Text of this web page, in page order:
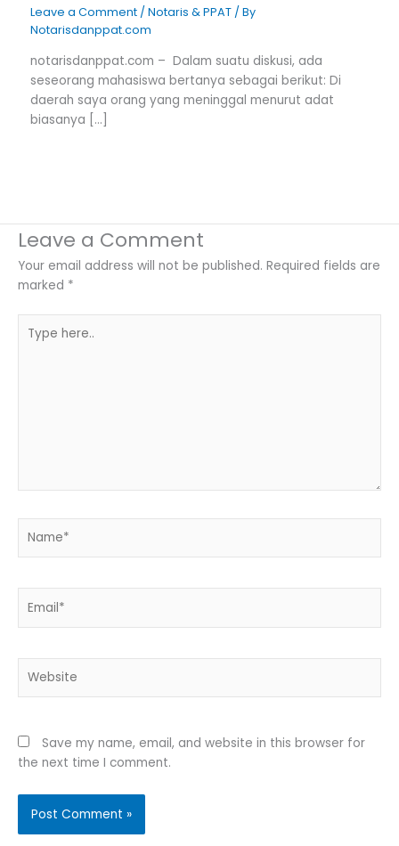
Leave a Comment /Notaris & PPAT / By
Notarisdanppat.com
notarisdanppat.com – Dalam suatu diskusi, ada
seseorang mahasiswa bertanya sebagai berikut: Di
daerah saya orang yang meninggal menurut adat
biasanya […]
Leave a Comment
Your email address will not be published. Required fields are
marked *
here..
Save my name, email, and website in this browser for
the next time I comment.